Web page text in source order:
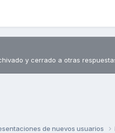
y cerrado a otras
de nuevos usuarios